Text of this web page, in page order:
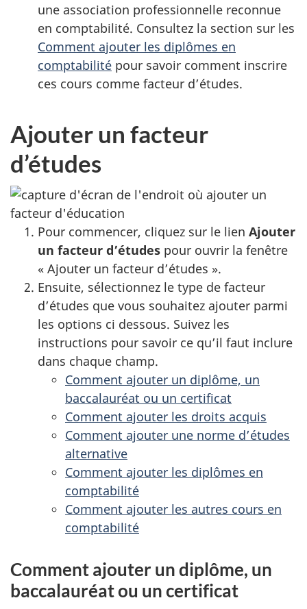
une association professionnelle reconnue
en comptabilité. Consultez la section sur les
Comment ajouter les diplômes en
comptabilité pour savoir comment inscrire
ces cours comme facteur d’études.
Ajouter un facteur
d’études
Pour commencer, cliquez sur le lien Ajouter
un facteur d’études pour ouvrir la fenêtre
« Ajouter un facteur d’études ».
Ensuite, sélectionnez le type de facteur
d’études que vous souhaitez ajouter parmi
les options ci dessous. Suivez les
instructions pour savoir ce qu’il faut inclure
dans chaque champ.
Comment ajouter un diplôme, un
baccalauréat ou un certificat
Comment ajouter les droits acquis
Comment ajouter une norme d’études
alternative
Comment ajouter les diplômes en
comptabilité
Comment ajouter les autres cours en
comptabilité
Comment ajouter un diplôme, un
baccalauréat ou un certificat